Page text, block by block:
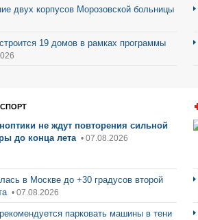
двух корпусов Морозовской больницы
19 домов в рамках программы
не ждут повторения сильной
до конца лета • 07.08.2026
в Москве до +30 градусов второй
• 07.08.2026
парковать машины в тени